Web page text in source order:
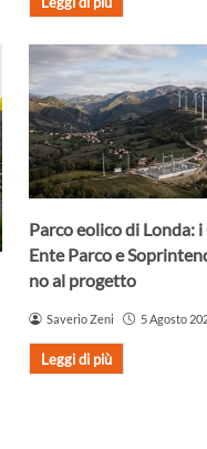
Parco eolico di Londa:
Ente Parco e
no al progetto
Saverio Zeni 5 Agosto
Leggi di più